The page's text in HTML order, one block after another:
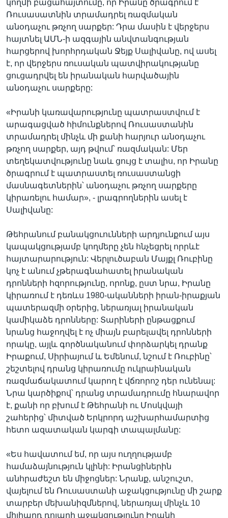
կողմի բացահայտումը, որ Իրանը ծրագրում է
Ռուսասատնին տրամադրել ռազմական
անօդաչու թռչող սարքեր: Դրա մասին է վերջերս
հայտնել ԱՄՆ-ի ազգային անվտանգության
հարցերով խորհրդական Ջեյք Սալիվանը, ով ասել
է, որ վերջերս ռուսական պատվիրակությանը
ցուցադրվել են իրանական հարվածային
անօդաչու սարքերը:
«Իրանի կառավարությունը պատրաստվում է
արագացված հիմունքներով Ռուսաստանին
տրամադրել մինչև մի քանի հարյուր անօդաչու
թռչող սարքեր, այդ թվում՝ ռազմական: Մեր
տեղեկատվությունը նաև ցույց է տալիս, որ Իրանը
ծրագրում է պատրաստել ռուսաստանցի
մասնագետներին՝ անօդաչու թռչող սարքերը
կիրառելու համար», - լրագրողներին ասել է
Սալիվանը:
Թեհրանում բանակցուունների արդյունքում այս
կապակցությամբ կողմերը չեն հնչեցրել որրևէ
հայտարարություն: Վերլուծաբան Մայքլ Ռուբինը
կոչ է անում չթերագնահատել իրանական
դրոնների հզորությունը, որոնք, ըստ նրա, Իրանը
կիրառում է դեռևս 1980-ականների իրան-իրաքյան
պատերազմի օրերից, ներառյալ իրանական
կամիկաձե դրոնները: Տարիների ընթացքում
նրանց հաջողվել է ոչ միայն բարելավել դրոնների
որակը, այլև գործնականում փորձարկել դրանք
Իրաքում, Սիրիայում և Եմենում, նշում է Ռուբինը՝
շեշտելով դրանց կիրառումը ուկրաինական
ռազմաճակատում կարող է վճռորոշ դեր ունենալ:
Նրա կարծիքով՝ դրանց տրամադրումը հնարավոր
է, քանի որ բխում է Թեհրանի ու Մոսկվայի
շահերից՝ միտված Երկրորդ աշխարհամարտից
հետո ազատական կարգի տապալմանը:
«Ես հավատում եմ, որ այս ուղղությամբ
համաձայնություն կլինի: Իրանցիներին
անհրաժեշտ են միջոցներ: Նրանք, անշուշտ,
վայելում են Ռուսաստանի աջակցությունը մի շարք
տարբեր մեխանիզմներով, ներառյալ մինչև 10
միլիարդ դոլարի աջակցությունը Իրանի